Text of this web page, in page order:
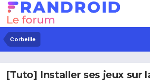
Corbeille
[Tuto] Installer ses jeux sur